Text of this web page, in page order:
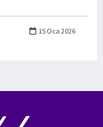
15 Oca 2026